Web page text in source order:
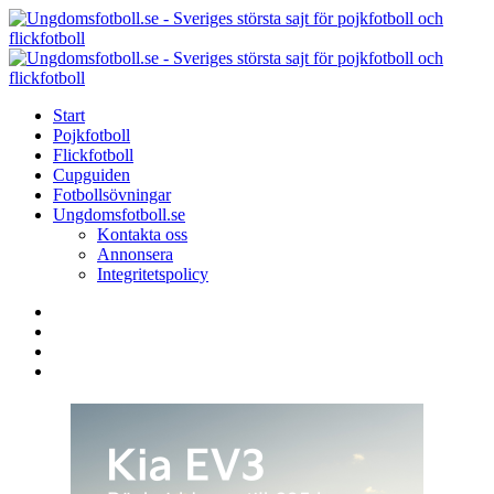
Menu
Search
Menu
Start
Pojkfotboll
Flickfotboll
Cupguiden
Fotbollsövningar
Ungdomsfotboll.se
Kontakta oss
Annonsera
Integritetspolicy